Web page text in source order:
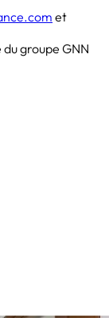
et
du groupe GNN